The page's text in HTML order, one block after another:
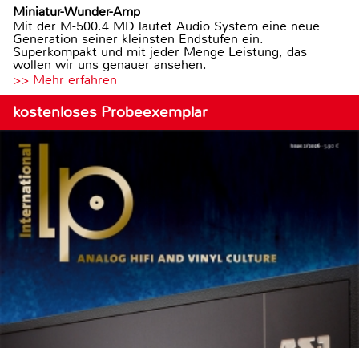
Miniatur-Wunder-Amp
Mit der M-500.4 MD läutet Audio System eine neue
Generation seiner kleinsten Endstufen ein.
Superkompakt und mit jeder Menge Leistung, das
wollen wir uns genauer ansehen.
>> Mehr erfahren
kostenloses Probeexemplar